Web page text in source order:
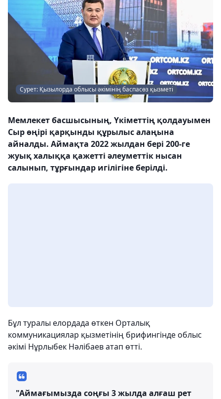
Сурет: Қызылорда облысы әкімінің баспасөз қызметі
Мемлекет басшысының, Үкіметтің қолдауымен
Сыр өңірі қарқынды құрылыс алаңына
айналды. Аймақта 2022 жылдан бері 200-ге
жуық халыққа қажетті әлеуметтік нысан
салынып, тұрғындар игілігіне берілді.
Бұл туралы елордада өткен Орталық
коммуникациялар қызметінің брифингінде облыс
әкімі Нұрлыбек Нәлібаев атап өтті.
"Аймағымызда соңғы 3 жылда алғаш рет